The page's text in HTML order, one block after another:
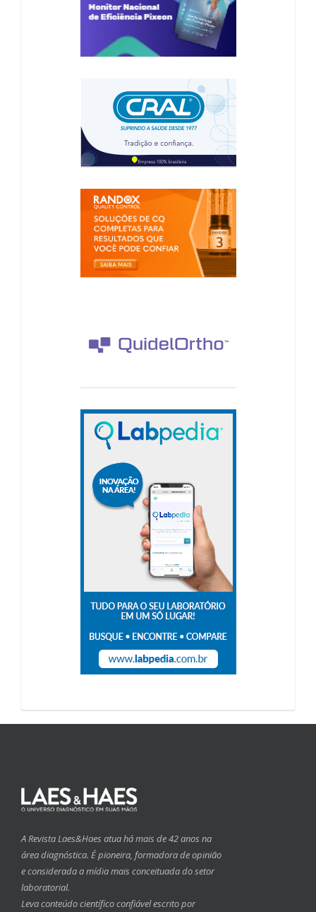
A Revista Laes&Haes atua há mais de 42 anos na
área diagnóstica. É pioneira, formadora de opinião
e considerada a mídia mais conceituada do setor
laboratorial.
Leva conteúdo científico confiável escrito por